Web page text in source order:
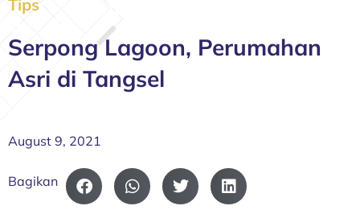
Tips
Serpong Lagoon, Perumahan
Asri di Tangsel
August 9, 2021
Bagikan